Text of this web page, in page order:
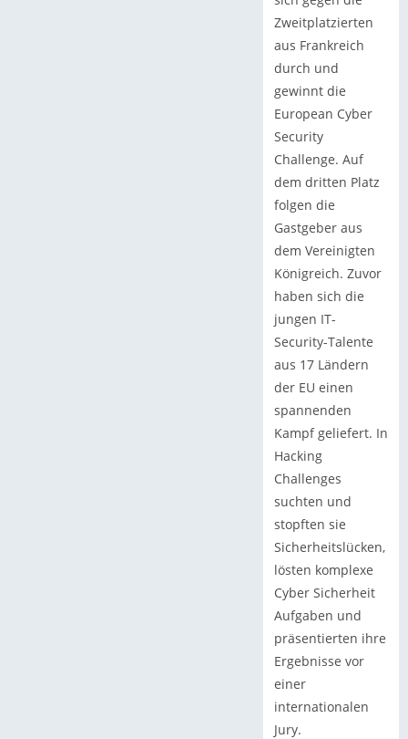
Zweitplatzierten
aus Frankreich
durch und
gewinnt die
European Cyber
Security
Challenge. Auf
dem dritten Platz
folgen die
Gastgeber aus
dem Vereinigten
Königreich. Zuvor
haben sich die
jungen IT-
Security-Talente
aus 17 Ländern
der EU einen
spannenden
Kampf geliefert. In
Hacking
Challenges
suchten und
stopften sie
Sicherheitslücken,
lösten komplexe
Cyber Sicherheit
Aufgaben und
präsentierten ihre
Ergebnisse vor
einer
internationalen
Jury.